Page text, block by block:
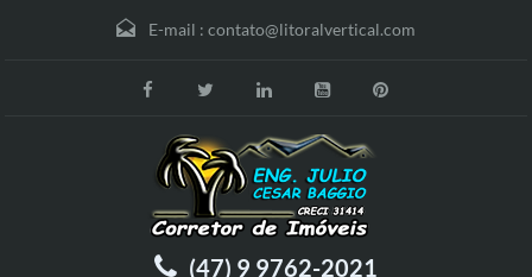
E-mail : contato@litoralvertical.com
(47) 9 9762-2021